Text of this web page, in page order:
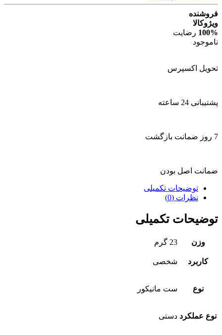
فروشنده
ویژوکالا
100% رضایت
ناموجود
تحویل اکسپرس
پشتیبانی 24 ساعته
7 روز ضمانت بازگشت
ضمانت اصل بودن
توضیحات تکمیلی
نظرات (0)
توضیحات تکمیلی
وزن 23 گرم
کاربرد شخصی
نوع ست مانیکور
نوع عملکرد دستی